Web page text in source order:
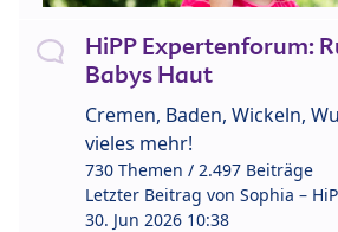
HiPP Expertenforum:
Babys Haut
Cremen, Baden, Wickeln,
vieles mehr!
730 Themen / 2.497 Beiträge
Letzter Beitrag von Sophia –
30. Jun 2026 10:38